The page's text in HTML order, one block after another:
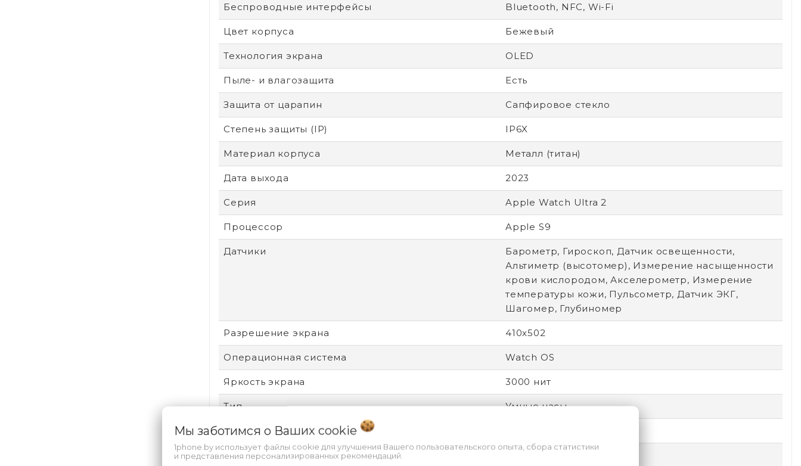
Беспроводные интерфейсы Bluetooth, NFC, Wi-Fi
Цвет корпуса Бежевый
Технология экрана OLED
Пыле- и влагозащита Есть
Защита от царапин Сапфировое стекло
Степень защиты (IP) IP6X
Материал корпуса Металл (титан)
Дата выхода 2023
Серия Apple Watch Ultra 2
Процессор Apple S9
Датчики
Барометр, Гироскоп, Датчик освещенности,
Альтиметр (высотомер), Измерение насыщенности
крови кислородом, Акселерометр, Измерение
температуры кожи, Пульсометр, Датчик ЭКГ,
Шагомер, Глубиномер
Разрешение экрана 410x502
Операционная система Watch OS
Яркость экрана 3000 нит
Тип Умные часы
Для кого
Размеры ремешка 130 - 160 мм
Мы заботимся о Ваших cookie
1phone.by использует файлы cookie для улучшения Вашего пользовательского опыта, сбора статистики
и представления персонализированных рекомендаций.